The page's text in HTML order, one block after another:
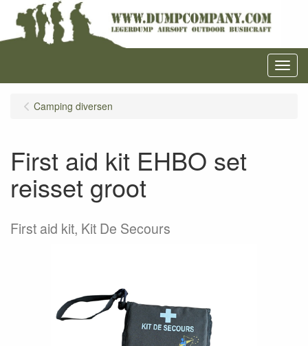
Menu
Camping diversen
First aid kit EHBO set
reisset groot
First aid kit, Kit De Secours